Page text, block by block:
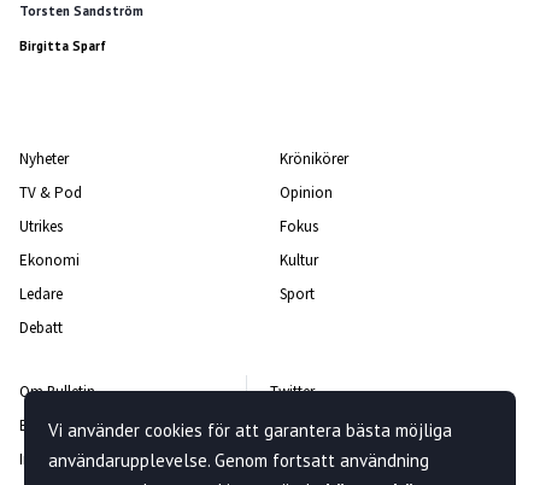
Torsten Sandström
Birgitta Sparf
Nyheter
TV & Pod
Utrikes
Ekonomi
Ledare
Debatt
Krönikörer
Opinion
Fokus
Kultur
Sport
Om Bulletin
Bulletin-teamet
Integritetspolicy
Twitter
Facebook
Instagram
Vi använder cookies för att garantera bästa möjliga
användarupplevelse. Genom fortsatt användning